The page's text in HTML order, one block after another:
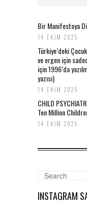
Bir Manifestoya
14 EKIM 2025
Türkiye’deki
ve ergen için
için 1996’da
yazısı)
14 EKIM 2025
CHILD
Ten Million
14 EKIM 2025
INSTAGRAM